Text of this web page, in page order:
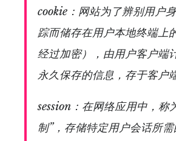
cookie：网站为了辨别用户
踪而储存在用户本地终端上
经过加密），由用户客户端
永久保存的信息，存于客户端
session：在网络应用中，称
制”，存储特定用户会话所